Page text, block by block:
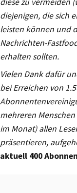
diejenigen, die sich
leisten können und
Nachrichten-
erhalten sollten.
Vielen Dank dafür
bei Erreichen von
mehreren
im Monat) allen
präsentieren,
aktuell 400